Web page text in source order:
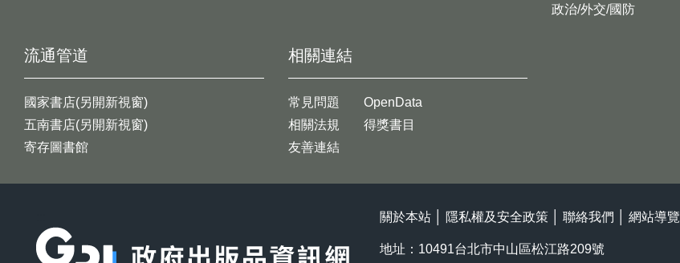
政治/外交/國防
流通管道
國家書店(另開新視窗)
五南書店(另開新視窗)
寄存圖書館
相關連結
常見問題
相關法規
友善連結
OpenData
得獎書目
關於本站 隱私權及安全政策 聯絡我們 網站導覽
地址：10491台北市中山區松江路209號